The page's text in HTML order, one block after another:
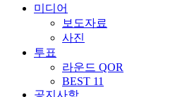
미디어
보도자료
사진
투표
라운드 QOR
BEST 11
공지사항